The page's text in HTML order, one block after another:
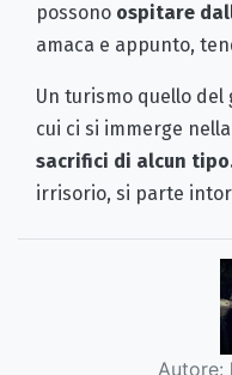
possono ospitare
amaca e appunto,
Un turismo quello del
cui ci si immerge
sacrifici di alcun
irrisorio, si parte
Autore: